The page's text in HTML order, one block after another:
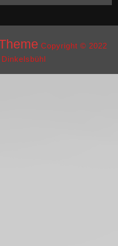
Copyright © 2022